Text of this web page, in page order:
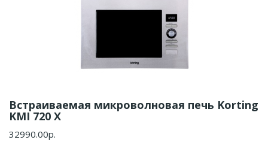
Встраиваемая микроволновая печь Korting
KMI 720 X
32990.00р.